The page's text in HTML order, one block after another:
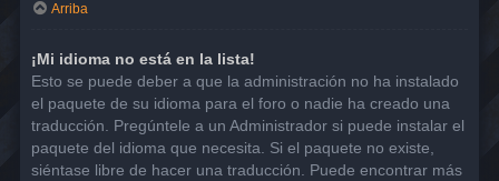
Arriba
¡Mi idioma no está en la lista!
Esto se puede deber a que la administración no ha instalado
el paquete de su idioma para el foro o nadie ha creado una
traducción. Pregúntele a un Administrador si puede instalar el
paquete del idioma que necesita. Si el paquete no existe,
siéntase libre de hacer una traducción. Puede encontrar más